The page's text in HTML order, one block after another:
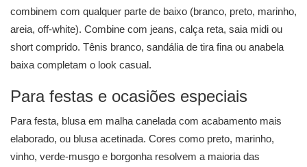
combinem com qualquer parte de baixo (branco, preto, marinho,
areia, off-white). Combine com jeans, calça reta, saia midi ou
short comprido. Tênis branco, sandália de tira fina ou anabela
baixa completam o look casual.
Para festas e ocasiões especiais
Para festa, blusa em malha canelada com acabamento mais
elaborado, ou blusa acetinada. Cores como preto, marinho,
vinho, verde-musgo e borgonha resolvem a maioria das